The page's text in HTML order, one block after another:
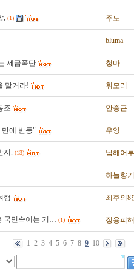
, (1) 주노
bluma
세금폭탄 청마
말거라! 휘모리
조 안중근
에 반등" 우잉
지. (13) 남해어부
하늘향기
행 최후의8
국민속이는 기… (1) 징용피
1 2 3 4 5 6 7 8 9 10